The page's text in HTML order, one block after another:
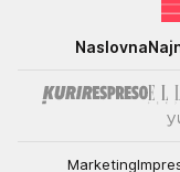
Naslovna
Marketing